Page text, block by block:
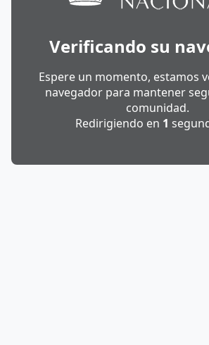
Verificando su
Espere un momento, estamos
navegador para mantener
comunidad.
Redirigiendo en 1